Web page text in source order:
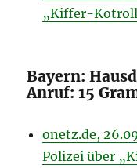
„Kiffer-
Bayern:
Anruf: 15
onetz.de,
Polizei über